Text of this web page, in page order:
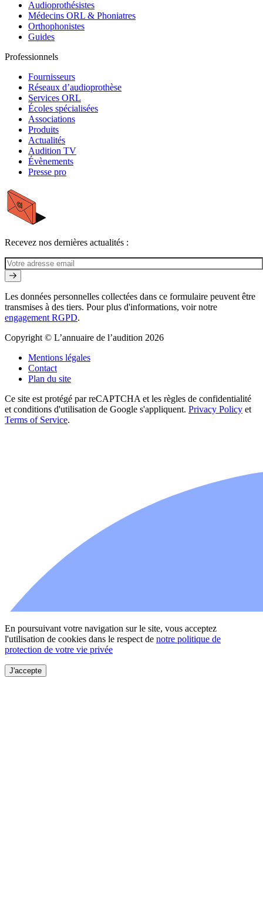
Audioprothésistes
Médecins ORL & Phoniatres
Orthophonistes
Guides
Professionnels
Fournisseurs
Réseaux d’audioprothèse
Services ORL
Écoles spécialisées
Associations
Produits
Actualités
Audition TV
Évènements
Presse pro
Recevez nos dernières actualités :
Les données personnelles collectées dans ce formulaire peuvent être
transmises à des tiers. Pour plus d'informations, voir notre
engagement RGPD.
Copyright © L’annuaire de l’audition 2026
Mentions légales
Contact
Plan du site
Ce site est protégé par reCAPTCHA et les règles de confidentialité
et conditions d'utilisation de Google s'appliquent. Privacy Policy et
Terms of Service.
En poursuivant votre navigation sur le site, vous acceptez
l'utilisation de cookies dans le respect de notre politique de
protection de votre vie privée
J'accepte